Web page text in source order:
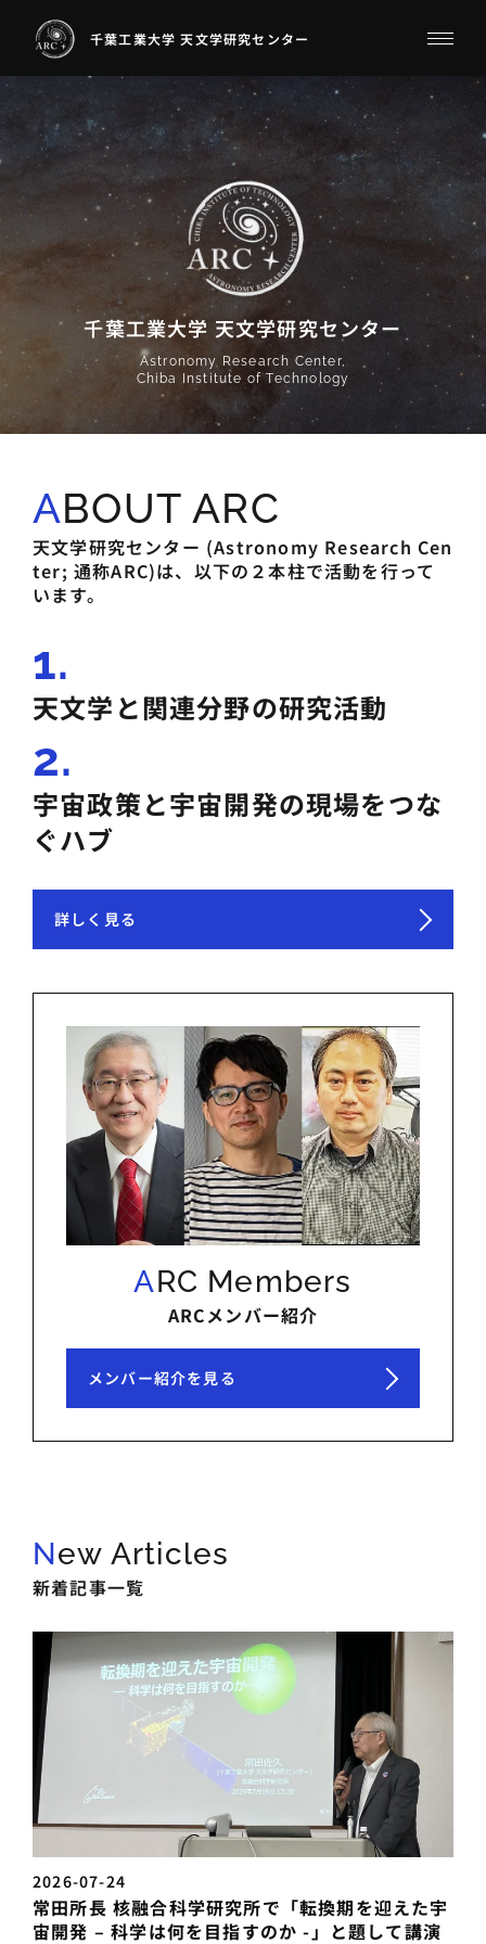
千葉工業大学 天文学研究センター
千葉工業大学 天文学研究センター
Astronomy Research Center,
Chiba Institute of Technology
ABOUT ARC
天文学研究センター (Astronomy Research Cen
ter; 通称ARC)は、以下の２本柱で活動を行って
います。
1.
天文学と関連分野の研究活動
2.
宇宙政策と宇宙開発の現場をつな
ぐハブ
詳しく見る
ARC Members
ARCメンバー紹介
メンバー紹介を見る
New Articles
新着記事一覧
2026-07-24
常田所長 核融合科学研究所で「転換期を迎えた宇
宙開発 – 科学は何を目指すのか -」と題して講演